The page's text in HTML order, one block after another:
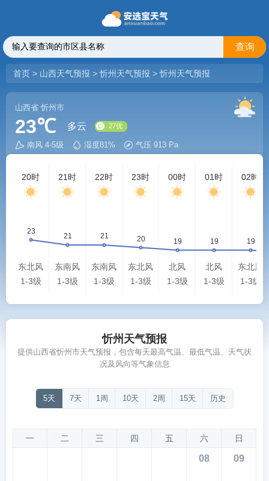
查询
首页 > 山西天气预报 >忻州天气预报 >忻州天气预报
山西省 忻州市
23℃ 多云
南风 4-5级 湿度81% 气压 913 Pa
20时
东北风
1-3级
21时
东南风
1-3级
22时
东南风
1-3级
23时
东北风
1-3级
00时
北风
1-3级
01时
北风
1-3级
02时
东北风
1-3级
忻州天气预报
提供山西省忻州市天气预报，包含每天最高气温、最低气温、天气状
况及风向等气象信息
5天 7天 1周 10天 2周 15天 历史
一 二 三 四 五 六 日
08 09